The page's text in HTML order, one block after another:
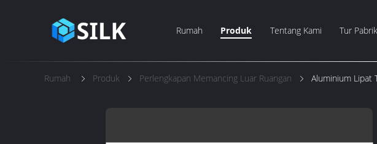
Rumah Produk Tentang Kami Tur Pabrik
Rumah Produk Perlengkapan Memancing Luar Ruangan Aluminium Lipat